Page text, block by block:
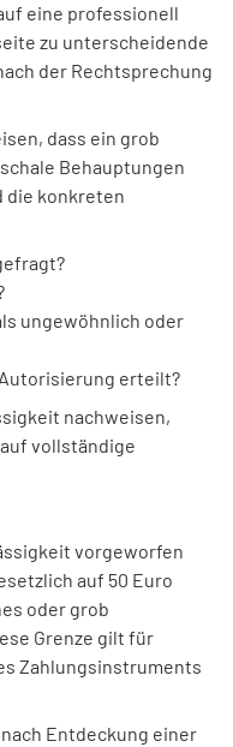
eine professionell
zu unterscheidende
der Rechtsprechung
dass ein grob
Behauptungen
die konkreten
ungewöhnlich oder
erteilt?
nachweisen,
vollständige
vorgeworfen
auf 50 Euro
oder grob
Grenze gilt für
Zahlungsinstruments
Entdeckung einer